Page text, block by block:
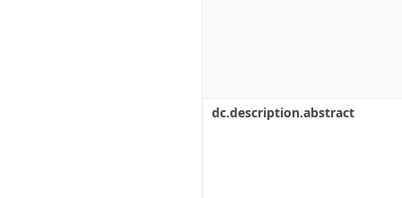
dc.description.abstract